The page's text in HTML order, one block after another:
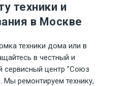
техники и
в Москве
техники дома или в
в честный и
сервисный центр "Союз
ремонтируем технику,